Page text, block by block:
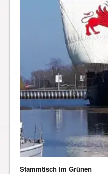
Stammtisch im Grünen